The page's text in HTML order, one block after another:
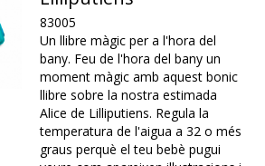
83005
Un llibre màgic per a l'hora del
bany. Feu de l'hora del bany un
moment màgic amb aquest bonic
llibre sobre la nostra estimada
Alice de Lilliputiens. Regula la
temperatura de l'aigua a 32 o més
graus perquè el teu bebè pugui